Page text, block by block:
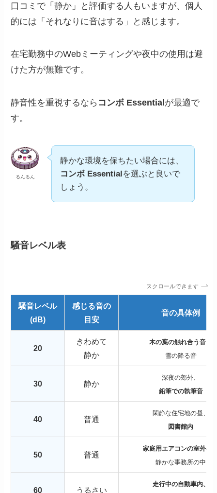
口コミで「静か」と評価する人もいますが、個人
的には「それなりに音はする」と感じます。
在宅勤務中のWebミーティングや夜中の使用は避
けた方が無難です。
静音性を重視するなら コンボ Essential が最適で
す。
るんるん
静かな環境を保ちたい場合には、
コンボ Essentialを選ぶと良いで
しょう。
騒音レベル表
スクロールできます
騒音レベル
(dB)
感じる音の
目安
音の具体例
20
きわめて
静か
木の葉の触れ合う音、
雪の降る音
30 静か
深夜の郊外、
鉛筆での執筆音
40 普通
閑静な住宅地の昼、
図書館内
50 普通
家庭用エアコンの室外機
静かな事務所の中
60 うるさい
走行中の自動車内、